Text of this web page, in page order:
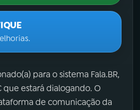
para o sistema Fala.BR,
que estará dialogando. O
de comunicação da